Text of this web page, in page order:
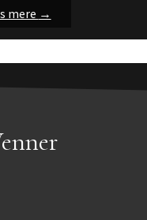
mere →
mere →
mere →